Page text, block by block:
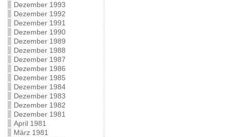
Dezember 1993
Dezember 1992
Dezember 1991
Dezember 1990
Dezember 1989
Dezember 1988
Dezember 1987
Dezember 1986
Dezember 1985
Dezember 1984
Dezember 1983
Dezember 1982
Dezember 1981
April 1981
März 1981